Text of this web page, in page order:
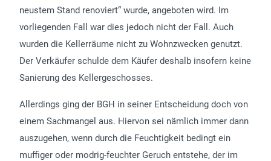
neustem Stand renoviert“ wurde, angeboten wird. Im
vorliegenden Fall war dies jedoch nicht der Fall. Auch
wurden die Kellerräume nicht zu Wohnzwecken genutzt.
Der Verkäufer schulde dem Käufer deshalb insofern keine
Sanierung des Kellergeschosses.
Allerdings ging der BGH in seiner Entscheidung doch von
einem Sachmangel aus. Hiervon sei nämlich immer dann
auszugehen, wenn durch die Feuchtigkeit bedingt ein
muffiger oder modrig-feuchter Geruch entstehe, der im